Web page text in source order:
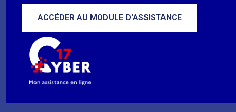
ACCÉDER AU MODULE D'ASSISTANCE